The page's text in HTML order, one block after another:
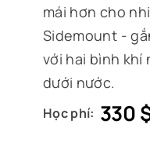
mái hơn cho
Sidemount -
với hai bình khí
dưới nước.
Học phí: 330